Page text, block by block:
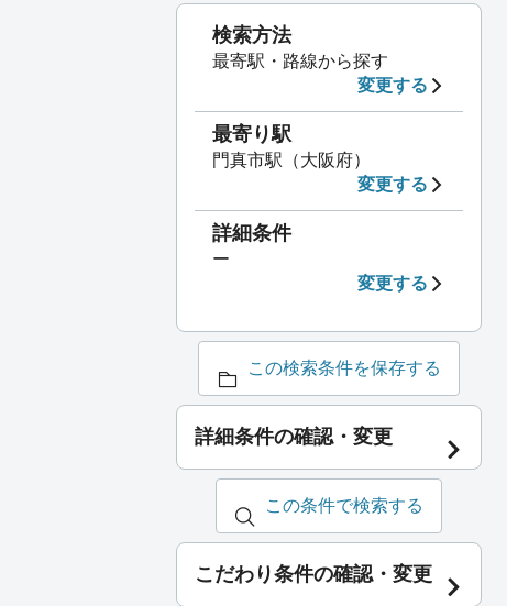
検索方法
最寄駅・路線から探す
変更する
最寄り駅
門真市駅（大阪府）
変更する
詳細条件
ー
変更する
この検索条件を保存する
詳細条件の確認・変更
この条件で検索する
こだわり条件の確認・変更